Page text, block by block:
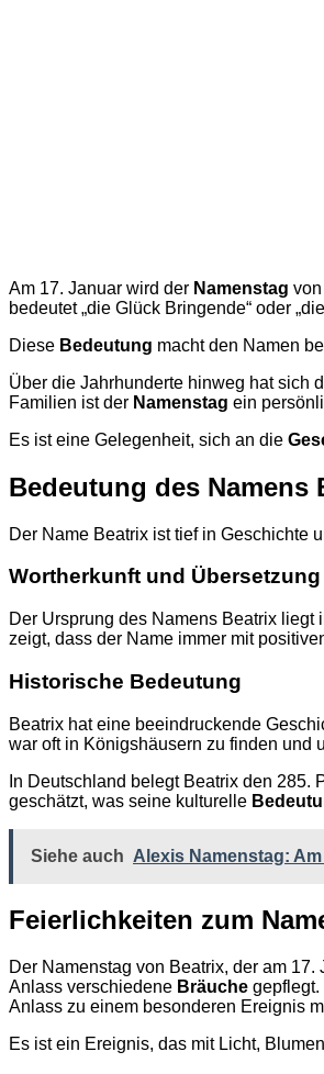
Am 17. Januar wird der Namenstag von
bedeutet „die Glück Bringende“ oder
Diese Bedeutung macht den Namen
Über die Jahrhunderte hinweg hat sich
Familien ist der Namenstag ein
Es ist eine Gelegenheit, sich an die
Bedeutung des Namens
Der Name Beatrix ist tief in Geschichte
Wortherkunft und Übersetzung
Der Ursprung des Namens Beatrix liegt
zeigt, dass der Name immer mit
Historische Bedeutung
Beatrix hat eine beeindruckende
war oft in Königshäusern zu finden und
In Deutschland belegt Beatrix den 285.
geschätzt, was seine kulturelle
Siehe auch Alexis Namenstag:
Feierlichkeiten zum
Der Namenstag von Beatrix, der am
Anlass verschiedene Bräuche gepflegt.
Anlass zu einem besonderen Ereignis
Es ist ein Ereignis, das mit Licht,